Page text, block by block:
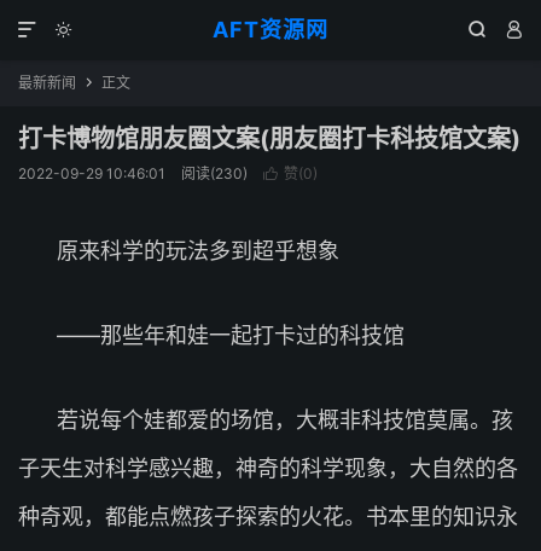
AFT资源网
  

最新新闻  正文
打卡博物馆朋友圈文案(朋友圈打卡科技馆文案)
2022-09-29 10:46:01 阅读(230)  赞(0)
原来科学的玩法多到超乎想象
——那些年和娃一起打卡过的科技馆
若说每个娃都爱的场馆，大概非科技馆莫属。孩
子天生对科学感兴趣，神奇的科学现象，大自然的各
种奇观，都能点燃孩子探索的火花。书本里的知识永